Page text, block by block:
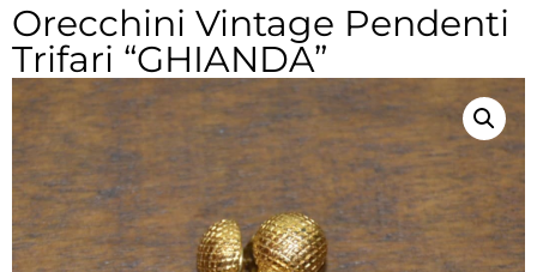
Orecchini Vintage Pendenti
Trifari “GHIANDA”